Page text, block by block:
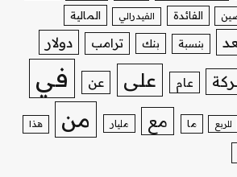
الفائدة الفيدرالي المالية
بنسبة بنك ترامب دولار
عام على عن في
للربع ما مع مليار من هذا